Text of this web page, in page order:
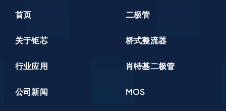
首页
关于钜芯
行业应用
公司新闻
二极管
桥式整流器
肖特基二极管
MOS